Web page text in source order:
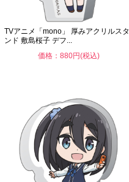
TVアニメ「mono」 厚みアクリルスタ
ンド 敷島桜子 デフ...
価格：880円(税込)